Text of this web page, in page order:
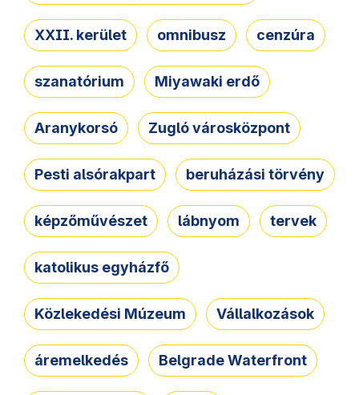
XXII. kerület omnibusz cenzúra
szanatórium Miyawaki erdő
Aranykorsó Zugló városközpont
Pesti alsórakpart beruházási törvény
képzőművészet lábnyom tervek
katolikus egyházfő
Közlekedési Múzeum Vállalkozások
áremelkedés Belgrade Waterfront